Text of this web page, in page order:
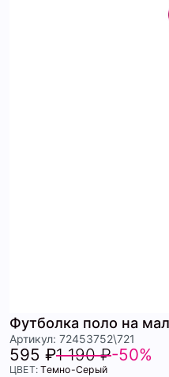
Футболка поло на
Артикул: 72453752\721
595 ₽1 190 ₽-50%
ЦВЕТ:Темно-Серый